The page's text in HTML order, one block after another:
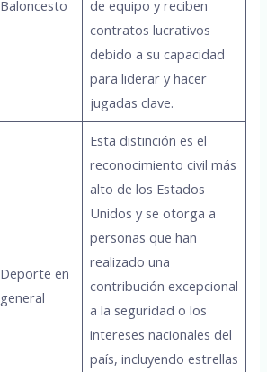
Baloncesto
de equipo y reciben
contratos lucrativos
debido a su capacidad
para liderar y hacer
jugadas clave.
Deporte en
general
Esta distinción es el
reconocimiento civil más
alto de los Estados
Unidos y se otorga a
personas que han
realizado una
contribución excepcional
a la seguridad o los
intereses nacionales del
país, incluyendo estrellas